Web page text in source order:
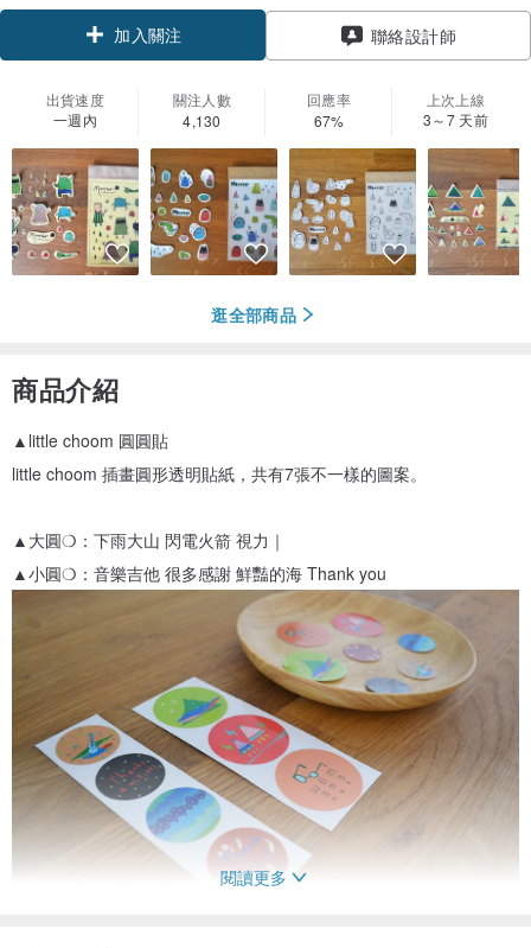
加入關注 聯絡設計師
出貨速度
一週內
關注人數
4,130
回應率
67%
上次上線
3～7 天前
逛全部商品
商品介紹
▲little choom 圓圓貼
little choom 插畫圓形透明貼紙，共有7張不一樣的圖案。
▲大圓❍：下雨大山 閃電火箭 視力｜
▲小圓❍：音樂吉他 很多感謝 鮮豔的海 Thank you
閱讀更多